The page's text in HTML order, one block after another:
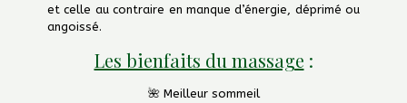
et celle au contraire en manque d’énergie, déprimé ou
angoissé.
Les bienfaits du massage :
🌺 Meilleur sommeil